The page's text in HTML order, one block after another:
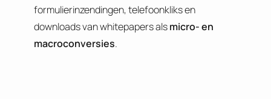
formulierinzendingen, telefoonkliks en
downloads van whitepapers alsmicro- en
macroconversies.